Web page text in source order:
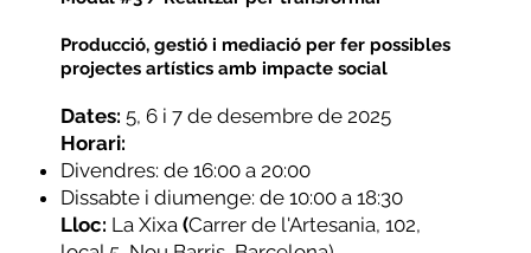
Producció, gestió i mediació per fer possibles
projectes artístics amb impacte social
Dates: 5, 6 i 7 de desembre de 2025
Horari:
Divendres: de 16:00 a 20:00
Dissabte i diumenge: de 10:00 a 18:30
Lloc: La Xixa (Carrer de l'Artesania, 102,